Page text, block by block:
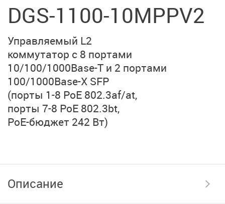
DGS-1100-10MPPV2
Управляемый L2
коммутатор с 8 портами
10/100/1000Base-T и 2 портами
100/1000Base-X SFP
(порты 1-8 PoE 802.3af/at,
порты 7-8 PoE 802.3bt,
PoE-бюджет 242 Вт)
Описание